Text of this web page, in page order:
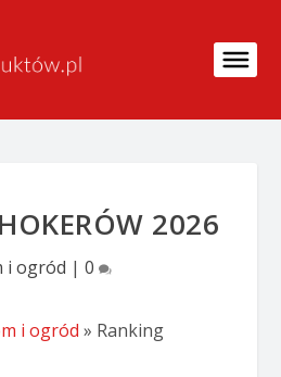
2026
i ogród | 0
i ogród » Ranking